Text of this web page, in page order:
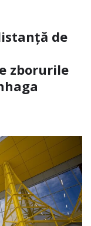
de
zborurile